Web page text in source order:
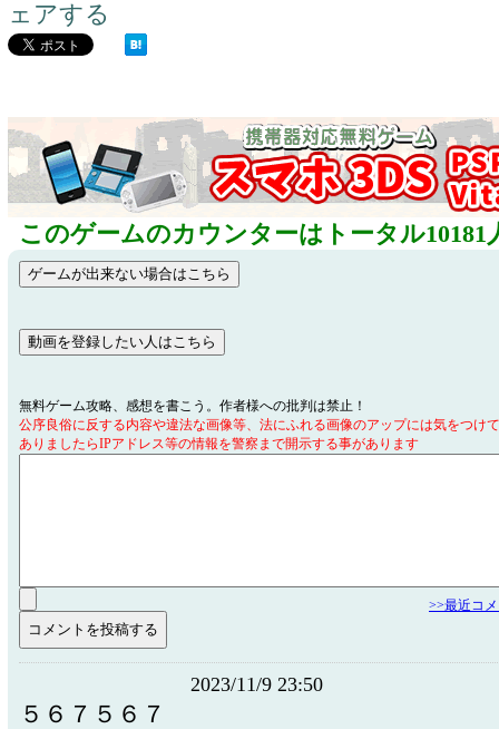
ェアする
このゲームのカウンターはトータル10181
無料ゲーム攻略、感想を書こう。作者様への批判は禁止！
公序良俗に反する内容や違法な画像等、法にふれる画像のアップには気をつけ
ありましたらIPアドレス等の情報を警察まで開示する事があります
>>最近コ
2023/11/9 23:50
５６７５６７